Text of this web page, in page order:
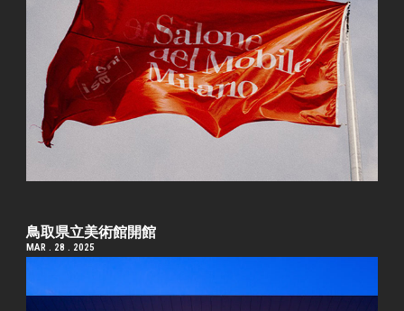
鳥取県立美術館開館
MAR . 28 . 2025